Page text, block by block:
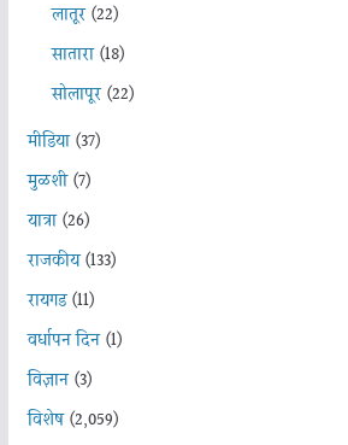
लातूर(22)
सातारा(18)
सोलापूर(22)
मीडिया(37)
मुळशी(7)
यात्रा(26)
राजकीय(133)
रायगड(11)
वर्धापन दिन(1)
विज्ञान(3)
विशेष(2,059)